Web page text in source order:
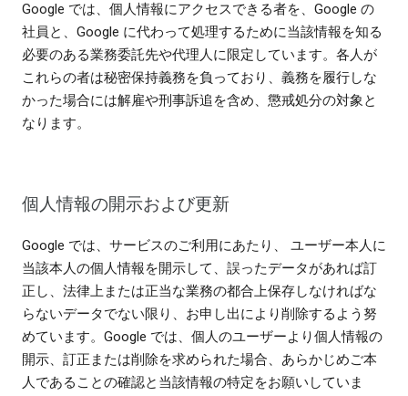
Google では、個人情報にアクセスできる者を、Google の
社員と、Google に代わって処理するために当該情報を知る
必要のある業務委託先や代理人に限定しています。各人が
これらの者は秘密保持義務を負っており、義務を履行しな
かった場合には解雇や刑事訴追を含め、懲戒処分の対象と
なります。
個人情報の開示および更新
Google では、サービスのご利用にあたり、 ユーザー本人に
当該本人の個人情報を開示して、誤ったデータがあれば訂
正し、法律上または正当な業務の都合上保存しなければな
らないデータでない限り、お申し出により削除するよう努
めています。Google では、個人のユーザーより個人情報の
開示、訂正または削除を求められた場合、あらかじめご本
人であることの確認と当該情報の特定をお願いしていま